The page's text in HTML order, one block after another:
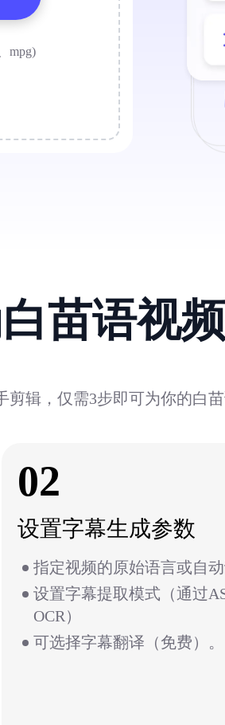
mpg)
苗语视
剪辑，仅需3步即可为你的白
02
设置字幕生成参数
指定视频的原始语言或自动
设置字幕提取模式（通过
OCR）
可选择字幕翻译（免费）。